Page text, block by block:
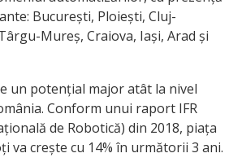
București, Ploiești, Cluj-
Mureș, Craiova, Iași, Arad și
un potențial major atât la nivel
Conform unui raport IFR
de Robotică) din 2018, piața
va crește cu 14% în următorii 3 ani.